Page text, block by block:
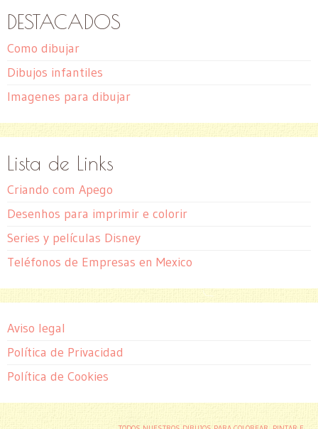
DESTACADOS
Como dibujar
Dibujos infantiles
Imagenes para dibujar
Lista de Links
Criando com Apego
Desenhos para imprimir e colorir
Series y películas Disney
Teléfonos de Empresas en Mexico
Aviso legal
Política de Privacidad
Política de Cookies